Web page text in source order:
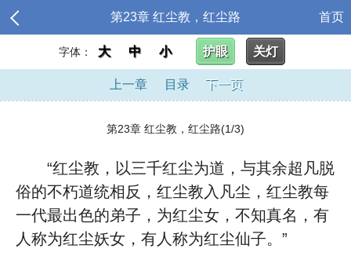
第23章 红尘教，红尘路 首页
字体： 大 中 小 护眼 关灯
上一章 目录 下一页
第23章 红尘教，红尘路(1/3)
“红尘教，以三千红尘为道，与其余超凡脱
俗的不朽道统相反，红尘教入凡尘，红尘教每
一代最出色的弟子，为红尘女，不知真名，有
人称为红尘妖女，有人称为红尘仙子。”